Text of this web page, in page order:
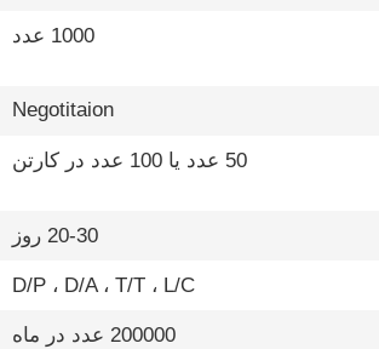
1000 عدد
Negotitaion
50 عدد یا 100 عدد در کارتن
20-30 روز
D/P ، D/A ، T/T ، L/C
200000 عدد در ماه